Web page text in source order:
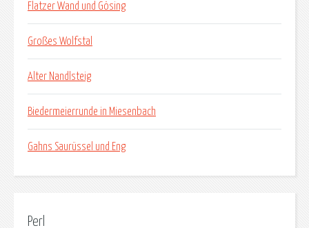
Flatzer Wand und Gösing
Großes Wolfstal
Alter Nandlsteig
Biedermeierrunde in Miesenbach
Gahns Saurüssel und Eng
Perl